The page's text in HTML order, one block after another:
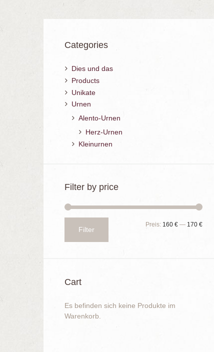
Categories
Dies und das
Products
Unikate
Urnen
Alento-Urnen
Herz-Urnen
Kleinurnen
Filter by price
Min.
Max.
Filter
Preis: 160 € — 170 €
Cart
Es befinden sich keine Produkte im
Warenkorb.